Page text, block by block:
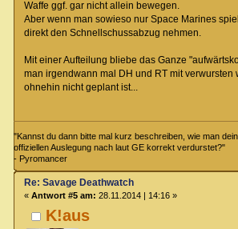
Waffe ggf. gar nicht allein bewegen.
Aber wenn man sowieso nur Space Marines
direkt den Schnellschussabzug nehmen.
Mit einer Aufteilung bliebe das Ganze
man irgendwann mal DH und RT mit verwursten
ohnehin nicht geplant ist...
"Kannst du dann bitte mal kurz beschreiben, wie man
offiziellen Auslegung nach laut GE korrekt verdurstet?"
- Pyromancer
K!aus
Re: Savage Deathwatch
« Antwort #5 am: 28.11.2014 | 14:16 »